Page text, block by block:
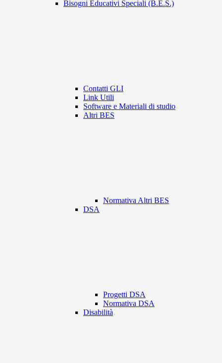
Bisogni Educativi Speciali (B.E.S.)
Contatti GLI
Link Utili
Software e Materiali di studio
Altri BES
Normativa Altri BES
DSA
Progetti DSA
Normativa DSA
Disabilità